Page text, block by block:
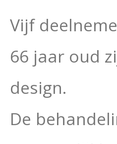
Vijf
66 jaar oud
design.
De